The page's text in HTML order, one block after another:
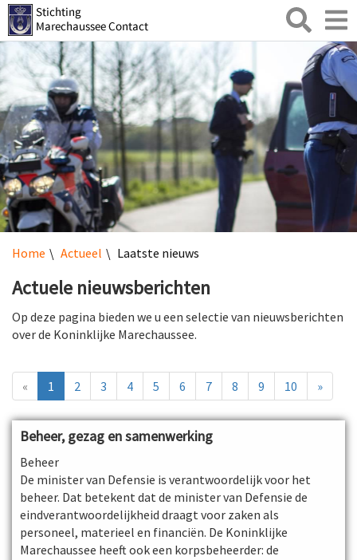
Zoeken
Home Actueel Laatste nieuws
Actuele nieuwsberichten
Op deze pagina bieden we u een selectie van nieuwsberichten
over de Koninklijke Marechaussee.
« 1 2 3 4 5 6 7 8 9 10 »
Beheer, gezag en samenwerking
Beheer
De minister van Defensie is verantwoordelijk voor het
beheer. Dat betekent dat de minister van Defensie de
eindverantwoordelijkheid draagt voor zaken als
personeel, materieel en financiën. De Koninklijke
Marechaussee heeft ook een korpsbeheerder: de